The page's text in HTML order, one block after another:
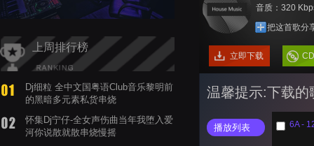
上周排行榜
Dj细粒 全中文国粤语Club音乐黎明前
的黑暗多元素私货串烧
怀集Dj宁仔-全女声伤曲当年我堕入爱
河你说散就散串烧慢摇
音质：320
把这首歌分
立即下载
温馨提示:下载的
播放列表 6A -